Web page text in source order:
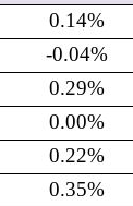
0.14%
-0.04%
0.29%
0.00%
0.22%
0.35%